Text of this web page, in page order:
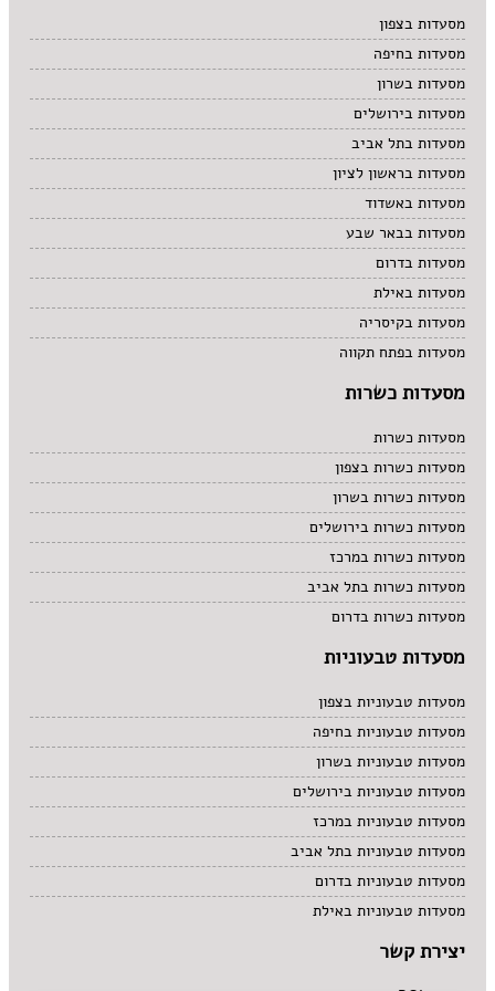
מרקים
מתוקים
סיני
סנדוויץ' בר
פאב
מסעדות בצפון
מסעדות בחיפה
מסעדות בשרון
מסעדות בירושלים
מסעדות בתל אביב
מסעדות בראשון לציון
מסעדות באשדוד
מסעדות בבאר שבע
מסעדות בדרום
מסעדות באילת
מסעדות בקיסריה
מסעדות בפתח תקווה
מסעדות כשרות
מסעדות כשרות
מסעדות כשרות בצפון
מסעדות כשרות בשרון
מסעדות כשרות בירושלים
מסעדות כשרות במרכז
מסעדות כשרות בתל אביב
מסעדות כשרות בדרום
מסעדות טבעוניות
מסעדות טבעוניות בצפון
מסעדות טבעוניות בחיפה
מסעדות טבעוניות בשרון
מסעדות טבעוניות בירושלים
מסעדות טבעוניות במרכז
מסעדות טבעוניות בתל אביב
מסעדות טבעוניות בדרום
מסעדות טבעוניות באילת
יצירת קשר